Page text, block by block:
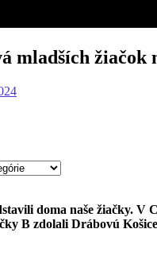
mladších žiačok
doma naše žiačky. V
B zdolali Drábovú